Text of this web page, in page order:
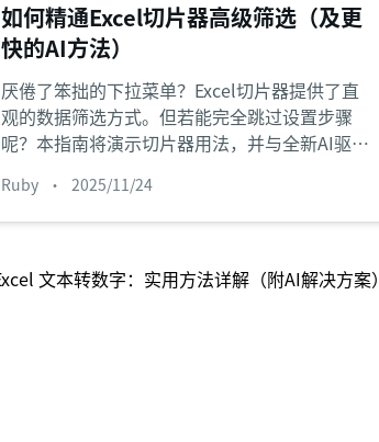
如何精通Excel切片器高级筛选（及更
快的AI方法）
厌倦了笨拙的下拉菜单？Excel切片器提供了直
观的数据筛选方式。但若能完全跳过设置步骤
呢？本指南将演示切片器用法，并与全新AI驱动
Ruby • 2025/11/24